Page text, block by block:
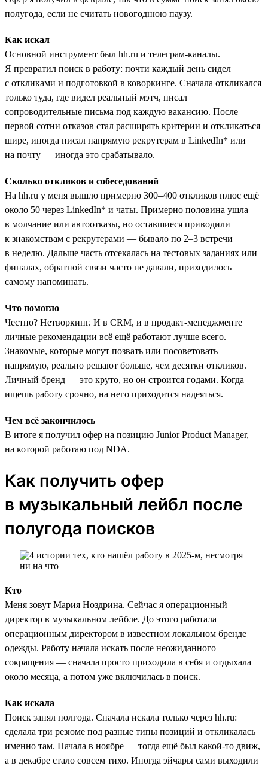
полугода, если не считать новогоднюю паузу.
Как искал
Основной инструмент был hh.ru и телеграм-каналы.
Я превратил поиск в работу: почти каждый день сидел
с откликами и подготовкой в коворкинге. Сначала откликался
только туда, где видел реальный мэтч, писал
сопроводительные письма под каждую вакансию. После
первой сотни отказов стал расширять критерии и откликаться
шире, иногда писал напрямую рекрутерам в LinkedIn* или
на почту — иногда это срабатывало.
Сколько откликов и собеседований
На hh.ru у меня вышло примерно 300–400 откликов плюс ещё
около 50 через LinkedIn* и чаты. Примерно половина ушла
в молчание или автоотказы, но оставшиеся приводили
к знакомствам с рекрутерами — бывало по 2–3 встречи
в неделю. Дальше часть отсекалась на тестовых заданиях или
финалах, обратной связи часто не давали, приходилось
самому напоминать.
Что помогло
Честно? Нетворкинг. И в CRM, и в продакт-менеджменте
личные рекомендации всё ещё работают лучше всего.
Знакомые, которые могут позвать или посоветовать
напрямую, реально решают больше, чем десятки откликов.
Личный бренд — это круто, но он строится годами. Когда
ищешь работу срочно, на него приходится надеяться.
Чем всё закончилось
В итоге я получил офер на позицию Junior Product Manager,
на которой работаю под NDA.
Как получить офер
в музыкальный лейбл после
полугода поисков
Кто
Меня зовут Мария Ноздрина. Сейчас я операционный
директор в музыкальном лейбле. До этого работала
операционным директором в известном локальном бренде
одежды. Работу начала искать после неожиданного
сокращения — сначала просто приходила в себя и отдыхала
около месяца, а потом уже включилась в поиск.
Как искала
Поиск занял полгода. Сначала искала только через hh.ru:
сделала три резюме под разные типы позиций и откликалась
именно там. Начала в ноябре — тогда ещё был какой-то движ,
а в декабре стало совсем тихо. Иногда эйчары сами выходили